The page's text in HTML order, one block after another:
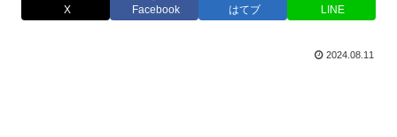
X Facebook はてブ LINE
2024.08.11